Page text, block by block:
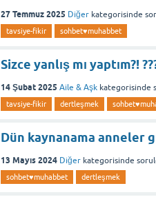
27 Temmuz 2025 Diğer kategorisinde
tavsiye-fikir sohbet♥️muhabbet
Sizce yanlış mı yaptım?!
14 Şubat 2025 Aile & Aşk kategorisinde
tavsiye-fikir dertleşmek
Dün kaynanama anneler
13 Mayıs 2024 Diğer kategorisinde
sohbet♥️muhabbet dertleşmek